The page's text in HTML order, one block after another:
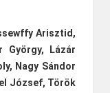
Arisztid,
György, Lázár
Nagy Sándor
József, Török